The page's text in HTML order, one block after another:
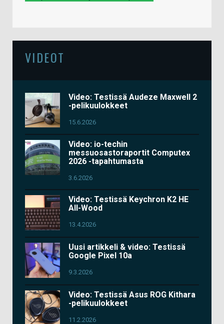
VIDEOT
Video: Testissä Audeze Maxwell 2
-pelikuulokkeet
15.6.2026
Video: io-techin
messuosastoraportit Computex
2026 -tapahtumasta
3.6.2026
Video: Testissä Keychron K2 HE
All-Wood
13.4.2026
Uusi artikkeli & video: Testissä
Google Pixel 10a
9.3.2026
Video: Testissä Asus ROG Kithara
-pelikuulokkeet
11.2.2026